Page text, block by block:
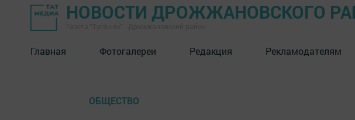
НОВОСТИ ДРОЖЖАНОВСКОГО
Главная Фотогалереи Редакция Рекламодателям
ОБЩЕСТВО